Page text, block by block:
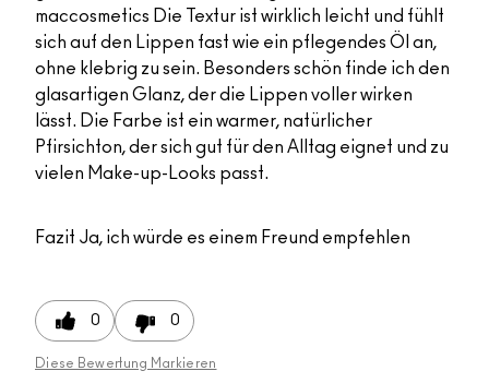
maccosmetics Die Textur ist wirklich leicht und fühlt
sich auf den Lippen fast wie ein pflegendes Öl an,
ohne klebrig zu sein. Besonders schön finde ich den
glasartigen Glanz, der die Lippen voller wirken
lässt. Die Farbe ist ein warmer, natürlicher
Pfirsichton, der sich gut für den Alltag eignet und zu
vielen Make-up-Looks passt.
Fazit Ja, ich würde es einem Freund empfehlen
0 0
Diese Bewertung Markieren